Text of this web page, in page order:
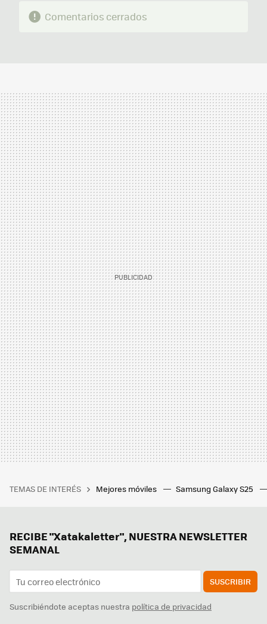
Comentarios cerrados
TEMAS DE INTERÉS Mejores móviles Samsung Galaxy S25
RECIBE "Xatakaletter", NUESTRA NEWSLETTER
SEMANAL
SUSCRIBIR
Suscribiéndote aceptas nuestra política de privacidad